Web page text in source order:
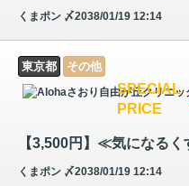
くまポン 〆2038/01/19 12:14
東京都 その他
SPECIAL
PRICE
くまポン 〆2038/01/19 12:14